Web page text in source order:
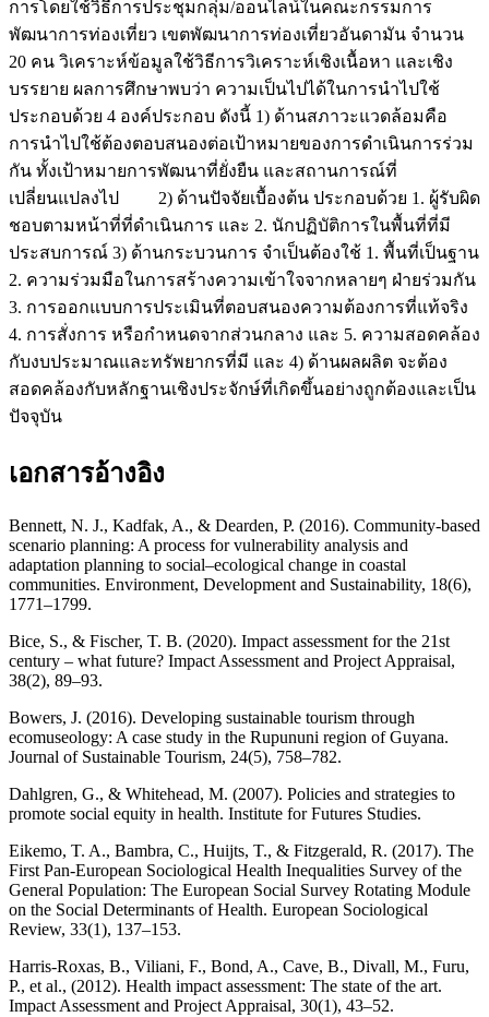
การโดยใช้วิธีการประชุมกลุ่ม/ออนไลน์ในคณะกรรมการ
พัฒนาการท่องเที่ยว เขตพัฒนาการท่องเที่ยวอันดามัน จำนวน
20 คน วิเคราะห์ข้อมูลใช้วิธีการวิเคราะห์เชิงเนื้อหา และเชิง
บรรยาย ผลการศึกษาพบว่า ความเป็นไปได้ในการนำไปใช้
ประกอบด้วย 4 องค์ประกอบ ดังนี้ 1) ด้านสภาวะแวดล้อมคือ
การนำไปใช้ต้องตอบสนองต่อเป้าหมายของการดำเนินการร่วม
กัน ทั้งเป้าหมายการพัฒนาที่ยั่งยืน และสถานการณ์ที่
เปลี่ยนแปลงไป 2) ด้านปัจจัยเบื้องต้น ประกอบด้วย 1. ผู้รับผิด
ชอบตามหน้าที่ที่ดำเนินการ และ 2. นักปฏิบัติการในพื้นที่ที่มี
ประสบการณ์ 3) ด้านกระบวนการ จำเป็นต้องใช้ 1. พื้นที่เป็นฐาน
2. ความร่วมมือในการสร้างความเข้าใจจากหลายๆ ฝ่ายร่วมกัน
3. การออกแบบการประเมินที่ตอบสนองความต้องการที่แท้จริง
4. การสั่งการ หรือกำหนดจากส่วนกลาง และ 5. ความสอดคล้อง
กับงบประมาณและทรัพยากรที่มี และ 4) ด้านผลผลิต จะต้อง
สอดคล้องกับหลักฐานเชิงประจักษ์ที่เกิดขึ้นอย่างถูกต้องและเป็น
ปัจจุบัน
เอกสารอ้างอิง
Bennett, N. J., Kadfak, A., & Dearden, P. (2016). Community-based
scenario planning: A process for vulnerability analysis and
adaptation planning to social–ecological change in coastal
communities. Environment, Development and Sustainability, 18(6),
1771–1799.
Bice, S., & Fischer, T. B. (2020). Impact assessment for the 21st
century – what future? Impact Assessment and Project Appraisal,
38(2), 89–93.
Bowers, J. (2016). Developing sustainable tourism through
ecomuseology: A case study in the Rupununi region of Guyana.
Journal of Sustainable Tourism, 24(5), 758–782.
Dahlgren, G., & Whitehead, M. (2007). Policies and strategies to
promote social equity in health. Institute for Futures Studies.
Eikemo, T. A., Bambra, C., Huijts, T., & Fitzgerald, R. (2017). The
First Pan-European Sociological Health Inequalities Survey of the
General Population: The European Social Survey Rotating Module
on the Social Determinants of Health. European Sociological
Review, 33(1), 137–153.
Harris-Roxas, B., Viliani, F., Bond, A., Cave, B., Divall, M., Furu,
P., et al., (2012). Health impact assessment: The state of the art.
Impact Assessment and Project Appraisal, 30(1), 43–52.